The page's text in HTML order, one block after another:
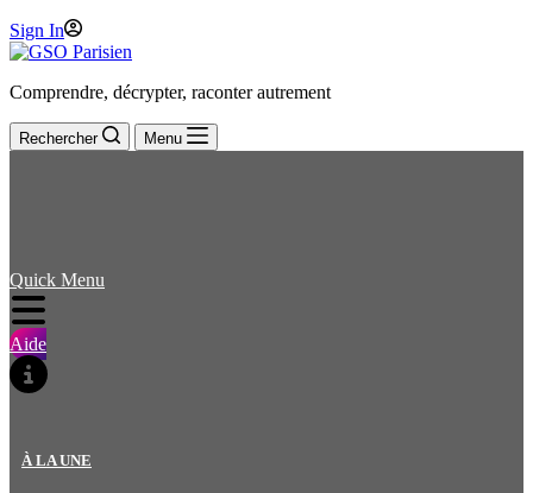
Sign In
Comprendre, décrypter, raconter autrement
Rechercher Menu
Quick Menu
Aide
À LA UNE